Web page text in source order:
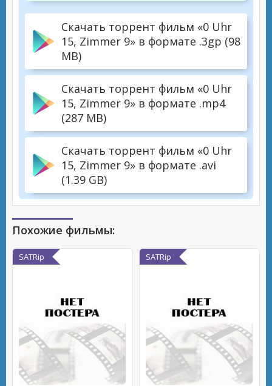
Скачать торрент фильм «0 Uhr
15, Zimmer 9» в формате .3gp (98
MB)
Скачать торрент фильм «0 Uhr
15, Zimmer 9» в формате .mp4
(287 MB)
Скачать торрент фильм «0 Uhr
15, Zimmer 9» в формате .avi
(1.39 GB)
Похожие фильмы:
SATRip SATRip